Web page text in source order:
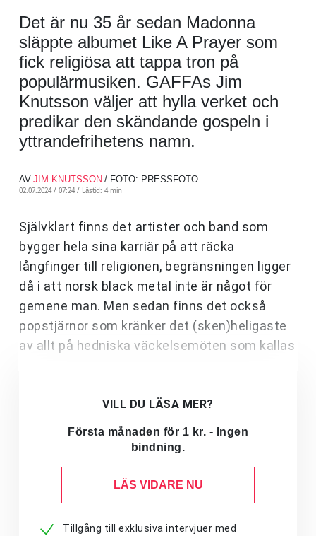
Det är nu 35 år sedan Madonna
släppte albumet Like A Prayer som
fick religiösa att tappa tron på
populärmusiken. GAFFAs Jim
Knutsson väljer att hylla verket och
predikar den skändande gospeln i
yttrandefrihetens namn.
AV JIM KNUTSSON / FOTO: PRESSFOTO
02.07.2024 / 07:24 / Lästid: 4 min
Självklart finns det artister och band som
bygger hela sina karriär på att räcka
långfinger till religionen, begränsningen ligger
då i att norsk black metal inte är något för
gemene man. Men sedan finns det också
popstjärnor som kränker det (sken)heligaste
av allt på hedniska väckelsemöten som kallas
VILL DU LÄSA MER?
Första månaden för 1 kr. - Ingen
bindning.
LÄS VIDARE NU
Tillgång till exklusiva intervjuer med